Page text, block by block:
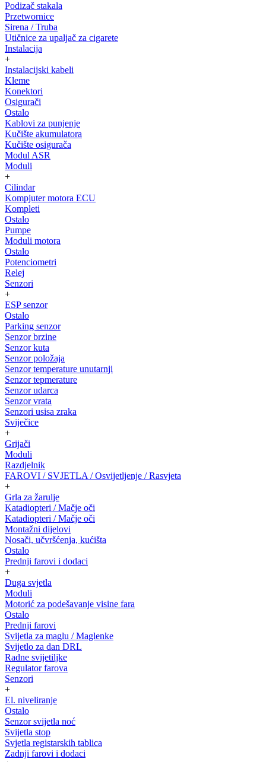
Podizač stakala
Przetwornice
Sirena / Truba
Utičnice za upaljač za cigarete
Instalacija
+
Instalacijski kabeli
Kleme
Konektori
Osigurači
Ostalo
Kablovi za punjenje
Kučište akumulatora
Kučište osigurača
Modul ASR
Moduli
+
Cilindar
Kompjuter motora ECU
Kompleti
Ostalo
Pumpe
Moduli motora
Ostalo
Potenciometri
Relej
Senzori
+
ESP senzor
Ostalo
Parking senzor
Senzor brzine
Senzor kuta
Senzor položaja
Senzor temperature unutarnji
Senzor tepmerature
Senzor udarca
Senzor vrata
Senzori usisa zraka
Sviječice
+
Grijači
Moduli
Razdjelnik
FAROVI / SVJETLA / Osvijetljenje / Rasvjeta
+
Grla za žarulje
Katadiopteri / Mačje oči
Katadiopteri / Mačje oči
Montažni dijelovi
Nosači, učvršćenja, kućišta
Ostalo
Prednji farovi i dodaci
+
Duga svjetla
Moduli
Motorić za podešavanje visine fara
Ostalo
Prednji farovi
Svijetla za maglu / Maglenke
Svijetlo za dan DRL
Radne svijetiljke
Regulator farova
Senzori
+
El. niveliranje
Ostalo
Senzor svijetla noć
Svijetla stop
Svjetla registarskih tablica
Zadnji farovi i dodaci